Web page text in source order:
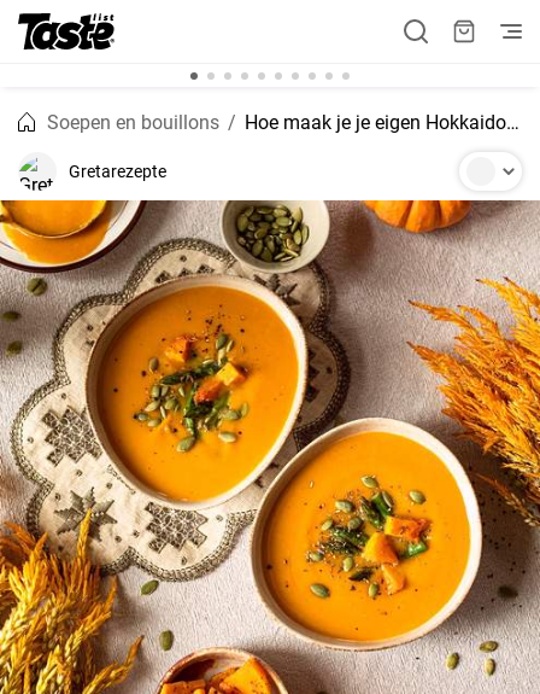
Soepen en bouillons Hoe maak je je eigen Hokkaido pompoensoep in de herfst?
Gretarezepte